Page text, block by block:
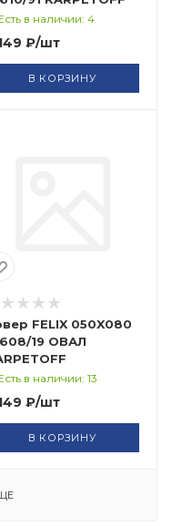
в наличии: 4
₽/шт
В КОРЗИНУ
FELIX 050X080
19 ОВАЛ
в наличии: 13
₽/шт
В КОРЗИНУ